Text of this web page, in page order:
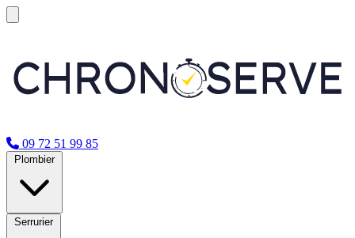
09 72 51 99 85
Plombier
Serrurier